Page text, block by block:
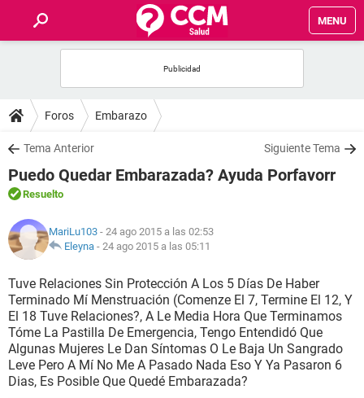
MENU
FOROS
SALUD
FAMILIA
NUTRICIÓN
SEXUALIDAD
GLOSARIO
Foros Embarazo
Tema Anterior Siguiente Tema
Puedo Quedar Embarazada? Ayuda Porfavorr
Resuelto
MariLu103 - 24 ago 2015 a las 02:53
Eleyna - 24 ago 2015 a las 05:11
Tuve Relaciones Sin Protección A Los 5 Días De Haber
Terminado Mí Menstruación (Comenze El 7, Termine El 12, Y
El 18 Tuve Relaciones?, A Le Media Hora Que Terminamos
Tóme La Pastilla De Emergencia, Tengo Entendidó Que
Algunas Mujeres Le Dan Síntomas O Le Baja Un Sangrado
Leve Pero A Mí No Me A Pasado Nada Eso Y Ya Pasaron 6
Dias, Es Posible Que Quedé Embarazada?